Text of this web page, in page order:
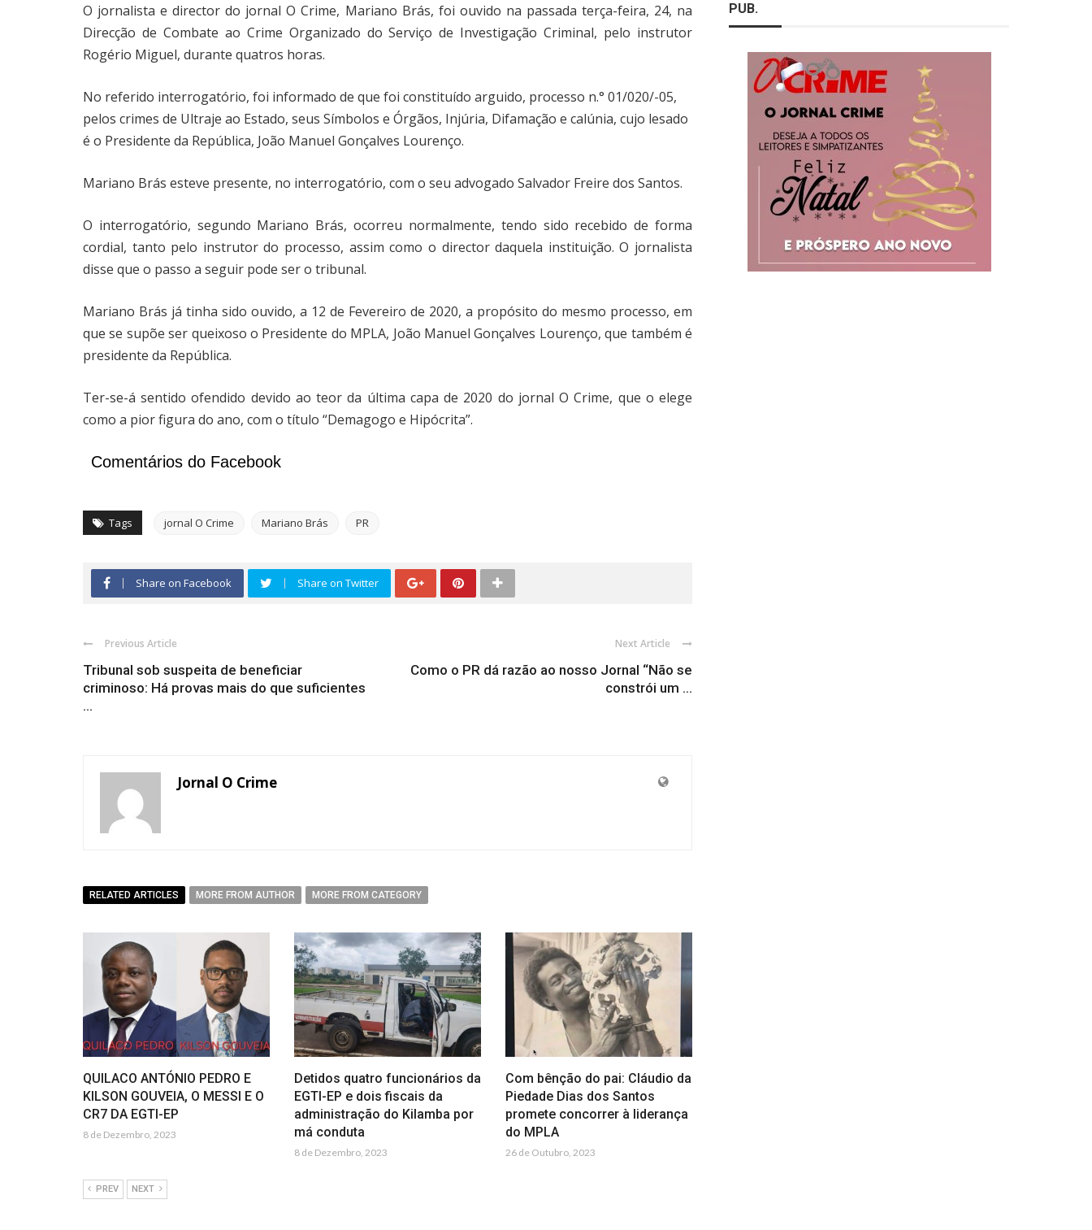
O jornalista e director do jornal O Crime, Mariano Brás, foi ouvido na passada terça-feira, 24, na
Direcção de Combate ao Crime Organizado do Serviço de Investigação Criminal, pelo instrutor
Rogério Miguel, durante quatros horas.
No referido interrogatório, foi informado de que foi constituído arguido, processo n.° 01/020/-05,
pelos crimes de Ultraje ao Estado, seus Símbolos e Órgãos, Injúria, Difamação e calúnia, cujo lesado
é o Presidente da República, João Manuel Gonçalves Lourenço.
Mariano Brás esteve presente, no interrogatório, com o seu advogado Salvador Freire dos Santos.
O interrogatório, segundo Mariano Brás, ocorreu normalmente, tendo sido recebido de forma
cordial, tanto pelo instrutor do processo, assim como o director daquela instituição. O jornalista
disse que o passo a seguir pode ser o tribunal.
Mariano Brás já tinha sido ouvido, a 12 de Fevereiro de 2020, a propósito do mesmo processo, em
que se supõe ser queixoso o Presidente do MPLA, João Manuel Gonçalves Lourenço, que também é
presidente da República.
Ter-se-á sentido ofendido devido ao teor da última capa de 2020 do jornal O Crime, que o elege
como a pior figura do ano, com o título “Demagogo e Hipócrita”.
Comentários do Facebook
Tags jornal O Crime Mariano Brás PR
Share on Facebook Share on Twitter
Previous Article
Tribunal sob suspeita de beneficiar
criminoso: Há provas mais do que suficientes
...
Next Article
Como o PR dá razão ao nosso Jornal “Não se
constrói um ...
Jornal O Crime
RELATED ARTICLES MORE FROM AUTHOR MORE FROM CATEGORY
QUILACO ANTÓNIO PEDRO E
KILSON GOUVEIA, O MESSI E O
CR7 DA EGTI-EP
8 de Dezembro, 2023
Detidos quatro funcionários da
EGTI-EP e dois fiscais da
administração do Kilamba por
má conduta
8 de Dezembro, 2023
Com bênção do pai: Cláudio da
Piedade Dias dos Santos
promete concorrer à liderança
do MPLA
26 de Outubro, 2023
PREV NEXT
PUB.